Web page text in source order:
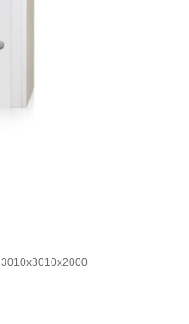
3010x3010x2000